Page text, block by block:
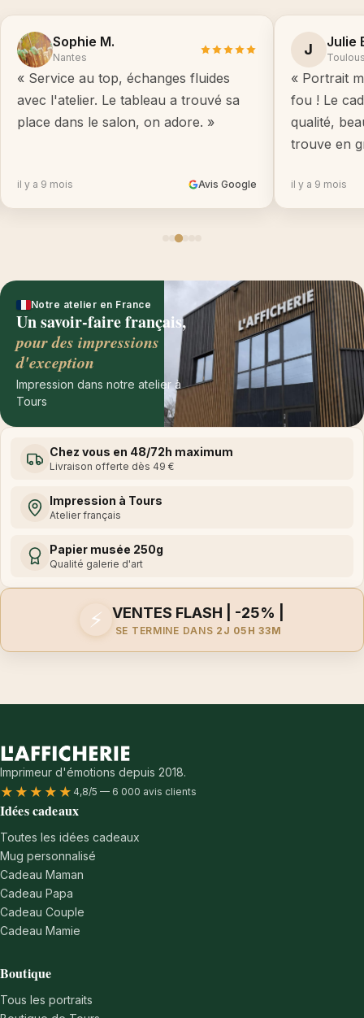
Sophie M.
Nantes
« Service au top, échanges fluides
avec l'atelier. Le tableau a trouvé sa
place dans le salon, on adore. »
il y a 9 mois Avis Google
J Julie
« Portrait
fou ! Le
qualité,
trouve en
il y a 9 mois
Notre atelier en France
Un savoir-faire français,
pour des impressions
d'exception
Impression dans notre atelier à
Tours
Chez vous en 48/72h maximum
Livraison offerte dès 49 €
Impression à Tours
Atelier français
Papier musée 250g
Qualité galerie d'art
⚡ VENTES FLASH | -25% |
SE TERMINE DANS 2J 05H 33M
Imprimeur d'émotions depuis 2018.
★★★★★ 4,8/5 — 6 000 avis clients
Idées cadeaux
Toutes les idées cadeaux
Mug personnalisé
Cadeau Maman
Cadeau Papa
Cadeau Couple
Cadeau Mamie
Boutique
Tous les portraits